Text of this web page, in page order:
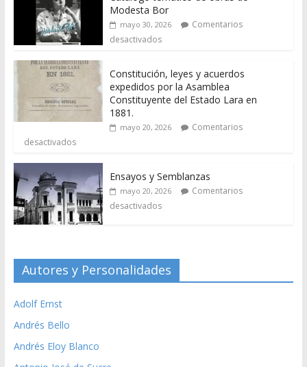
Modesta Bor
mayo 30, 2026
Comentarios
desactivados
Constitución, leyes y acuerdos
expedidos por la Asamblea
Constituyente del Estado Lara en
1881.
mayo 20, 2026
Comentarios
desactivados
Ensayos y Semblanzas
mayo 20, 2026
Comentarios
desactivados
Autores y Personalidades
Adolf Ernst
Andrés Bello
Andrés Eloy Blanco